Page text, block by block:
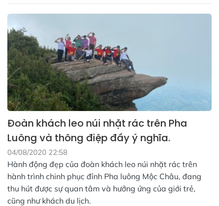
Đoàn khách leo núi nhặt rác trên Pha
Luông và thông điệp đầy ý nghĩa.
04/08/2020 22:58
Hành động đẹp của đoàn khách leo núi nhặt rác trên
hành trình chinh phục đỉnh Pha luông Mộc Châu, đang
thu hút được sự quan tâm và hưởng ứng của giới trẻ,
cũng như khách du lịch.